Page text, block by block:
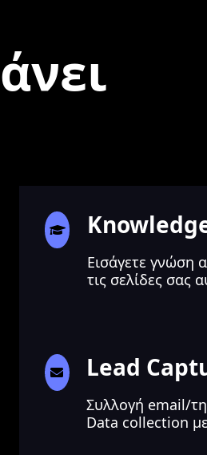
Εισάγετε γνώση
τις σελίδες σας
Lead
Συλλογή email/
Data collection